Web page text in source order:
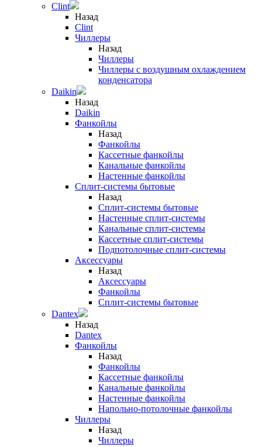
Clint
Назад
Clint
Чиллеры
Назад
Чиллеры
Чиллеры с воздушным охлаждением
конденсатора
Daikin
Назад
Daikin
Фанкойлы
Назад
Фанкойлы
Кассетные фанкойлы
Канальные фанкойлы
Настенные фанкойлы
Сплит-системы бытовые
Назад
Сплит-системы бытовые
Настенные сплит-системы
Канальные сплит-системы
Кассетные сплит-системы
Подпотолочные сплит-системы
Аксессуары
Назад
Аксессуары
Фанкойлы
Сплит-системы бытовые
Dantex
Назад
Dantex
Фанкойлы
Назад
Фанкойлы
Кассетные фанкойлы
Канальные фанкойлы
Настенные фанкойлы
Напольно-потолочные фанкойлы
Чиллеры
Назад
Чиллеры